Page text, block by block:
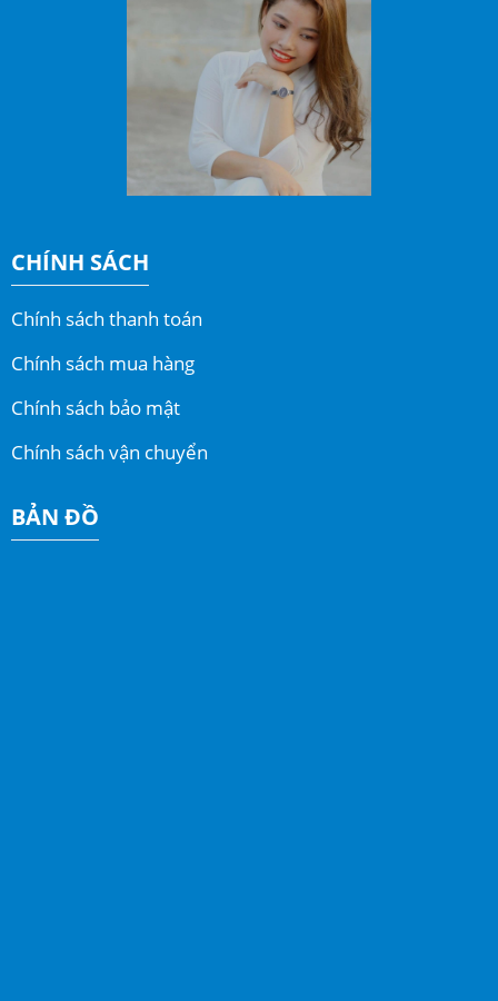
CHÍNH SÁCH
Chính sách thanh toán
Chính sách mua hàng
Chính sách bảo mật
Chính sách vận chuyển
BẢN ĐỒ